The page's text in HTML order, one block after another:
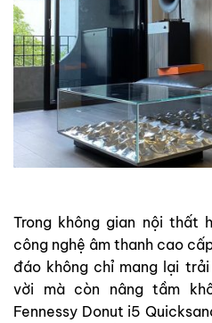
Trong không gian nội thất
công nghệ âm thanh cao
đáo không chỉ mang lại
vời mà còn nâng tầm
Fennessy Donut i5